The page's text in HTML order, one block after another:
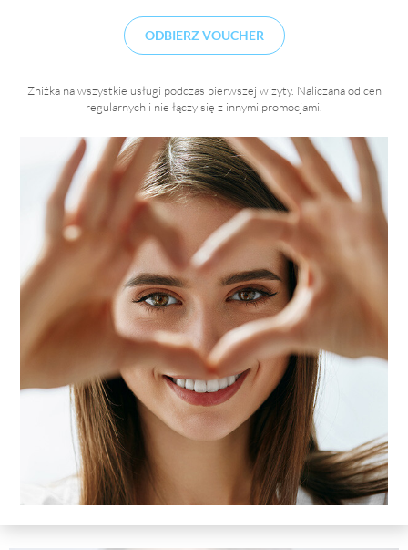
odpowiadają stylistki Eyebar to poradnik dla osób, które chcą
świadomie zadbać o brwi.
Dlaczego nie warto zdejmować hybrydy na własną rękę?
To jeden z najczęściej popełnianych błędów w manicure!
Dlaczego nie warto zdejmować hybrydy na własną rękę? To jeden z
najczęściej popełnianych błędów w manicure! to poradnik dla osób,
które chcą świadomie zadbać o
ODBIERZ VOUCHER
Zniżka na wszystkie usługi podczas pierwszej wizyty. Naliczana od cen
regularnych i nie łączy się z innymi promocjami.